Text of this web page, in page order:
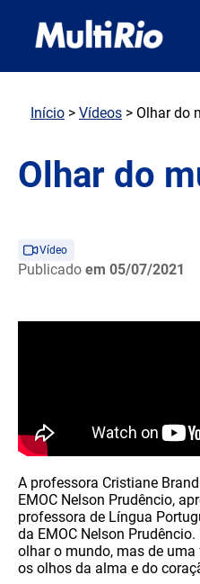
Início > Vídeos > Olhar do
Olhar do
Vídeo
Publicado em 05/07/2021
A professora Cristiane
EMOC Nelson Prudêncio,
professora de Língua
da EMOC Nelson
olhar o mundo, mas de
os olhos da alma e do